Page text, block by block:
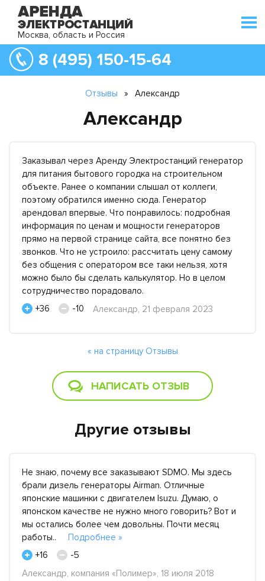
Москва, область и Россия
8 (495) 150-15-64
Отзывы » Александр
Александр
Заказывал через Аренду Электростанций генератор
для питания бытового городка на строительном
объекте. Ранее о компании слышал от коллеги,
поэтому обратился именно сюда. Генератор
арендовал впервые. Что понравилось: подробная
информация по ценам и мощности генераторов
прямо на первой странице сайта, все понятно без
звонков. Что не устроило: рассчитать цену самому
без общения с оператором все таки нельзя, хотя
можно было бы сделать калькулятор. Но в целом
сотрудничество порадовало.
+36
-10 Александр, 21 февраля 2023
« на страницу Отзывы
НАПИСАТЬ ОТЗЫВ
Другие отзывы
Не знаю, почему все заказывают SDMO. Мы здесь
брали дизель генераторы Airman. Отличные
японские машинки с двигателем Isuzu. Думаю, о
японском качестве не нужно много говорить? Вот и
мы остались более чем довольны. Почти месяц
работы.. Подробнее »
+16
-5
Александр, компания «Полимер», 18 июля 2018